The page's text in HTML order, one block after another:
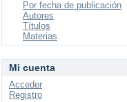
Por fecha de publicación
Autores
Títulos
Materias
Mi cuenta
Acceder
Registro